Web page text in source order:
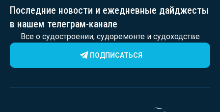
Последние новости и ежедневные дайджесты
в нашем телеграм-канале
Все о судостроении, судоремонте и судоходстве
ПОДПИСАТЬСЯ